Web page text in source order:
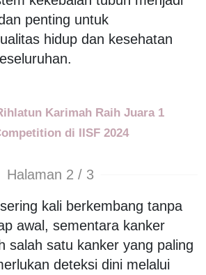
penting untuk
hidup dan kesehatan
Karimah Raih Juara 1
di IISF 2024
Halaman 2 / 3
kali berkembang tanpa
awal, sementara kanker
salah satu kanker yang paling
deteksi dini melalui